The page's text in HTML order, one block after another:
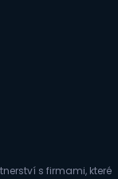
s firmami, které